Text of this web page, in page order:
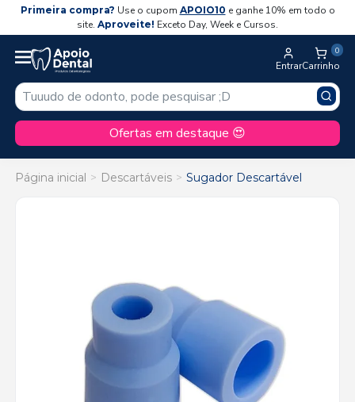
Primeira compra? Use o cupom APOIO10 e ganhe 10% em todo o
site. Aproveite! Exceto Day, Week e Cursos.
Entrar
0
Carrinho
Ofertas em destaque 😍
Página inicial Descartáveis Sugador Descartável